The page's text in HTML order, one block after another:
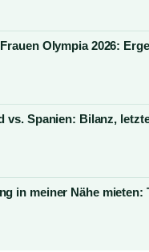
Olympia 2026:
vs. Spanien: Bilanz,
in meiner Nähe